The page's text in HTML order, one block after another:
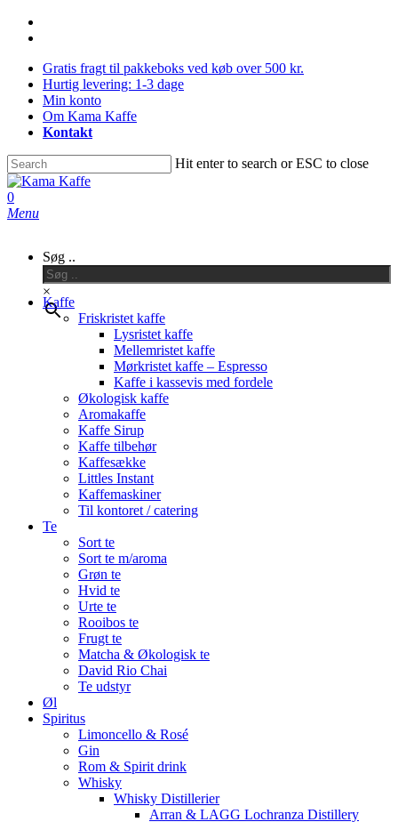
Skip
contentGratis fragt til pakkeboks ved køb over 500 kr.
Hurtig levering: 1-3 dage
Min konto
Om Kama Kaffe
Kontakt
Hit enter to search or ESC to close
Close
Search
0
Menu
Søg ..
×
Kaffe
Friskristet kaffe
Lysristet kaffe
Mellemristet kaffe
Mørkristet kaffe – Espresso
Kaffe i kassevis med fordele
Økologisk kaffe
Aromakaffe
Kaffe Sirup
Kaffe tilbehør
Kaffesække
Littles Instant
Kaffemaskiner
Til kontoret / catering
Te
Sort te
Sort te m/aroma
Grøn te
Hvid te
Urte te
Rooibos te
Frugt te
Matcha & Økologisk te
David Rio Chai
Te udstyr
Øl
Spiritus
Limoncello & Rosé
Gin
Rom & Spirit drink
Whisky
Whisky Distillerier
Arran & LAGG Lochranza Distillery